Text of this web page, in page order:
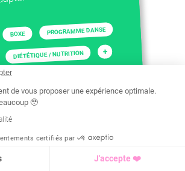
BOXE PROGRAMME DANSE
DIÉTÉTIQUE / NUTRITION +
de vous proposer une expérience optimale.
🥹
certifiés par
J'accepte ❤️